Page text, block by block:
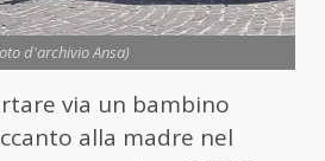
d'archivio Ansa)
via un bambino
alla madre nel